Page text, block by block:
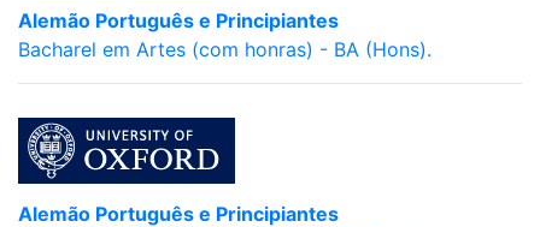
Alemão Português e Principiantes
Bacharel em Artes (com honras) - BA (Hons).
Alemão Português e Principiantes